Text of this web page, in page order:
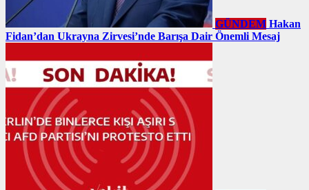
GÜNDEM Hakan
Fidan’dan Ukrayna Zirvesi’nde Barışa Dair Önemli Mesaj